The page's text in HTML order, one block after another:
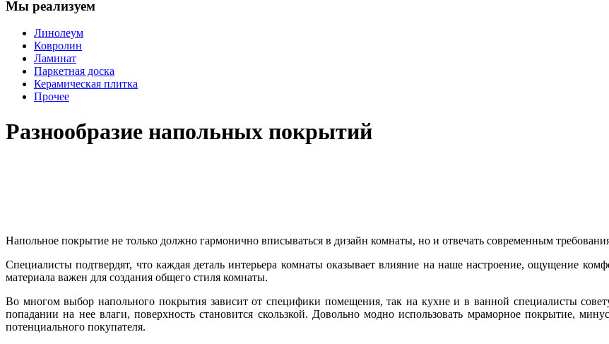
Мы реализуем
Линолеум
Ковролин
Ламинат
Паркетная доска
Керамическая плитка
Прочее
Разнообразие напольных покрытий
Напольное покрытие не только должно гармонично вписываться в дизайн комнаты, но и отвечать современным
Специалисты подтвердят, что каждая деталь интерьера комнаты оказывает влияние на наше настроение, ощущение
материала важен для создания общего стиля комнаты.
Во многом выбор напольного покрытия зависит от специфики помещения, так на кухне и в ванной специалисты
попадании на нее влаги, поверхность становится скользкой. Довольно модно использовать мраморное покрытие,
потенциального покупателя.